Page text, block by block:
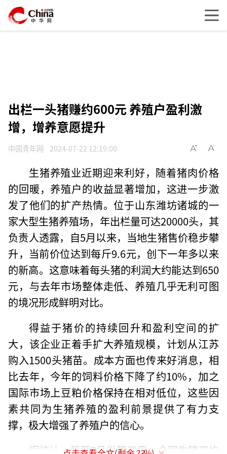
出栏一头猪赚约600元 养殖户盈利激
增，增养意愿提升
中国青年网 2024-07-22 12:19:00
生猪养殖业近期迎来利好，随着猪肉价格
的回暖，养殖户的收益显著增加，这进一步激
发了他们的扩产热情。位于山东潍坊诸城的一
家大型生猪养殖场，年出栏量可达20000头，其
负责人透露，自5月以来，当地生猪售价稳步攀
升，当前价位达到每斤9.6元，创下一年多以来
的新高。这意味着每头猪的利润大约能达到650
元，与去年市场整体走低、养殖几乎无利可图
的境况形成鲜明对比。
得益于猪价的持续回升和盈利空间的扩
大，该企业正着手扩大养殖规模，计划从江苏
购入1500头猪苗。成本方面也传来好消息，相
比去年，今年的饲料价格下降了约10%，加之
国际市场上豆粕价格保持在相对低位，这些因
素共同为生猪养殖的盈利前景提供了有力支
撑，极大增强了养殖户的信心。
据统计，截至7月份第三周，全国生猪平均